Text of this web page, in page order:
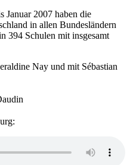
Januar 2007 haben die
in allen Bundesländern
394 Schulen mit insgesamt
Nay und mit Sébastian